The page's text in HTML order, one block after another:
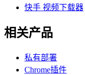
快手 视频下载器
相关产品
私有部署
Chrome插件